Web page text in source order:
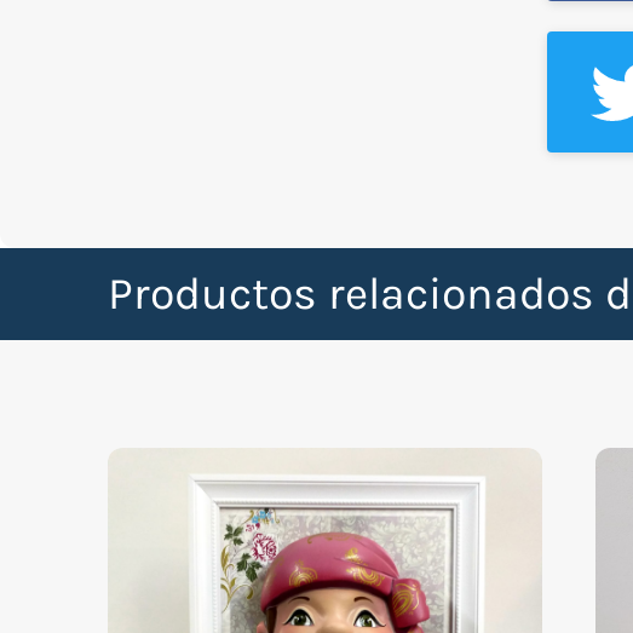
Productos relacionados